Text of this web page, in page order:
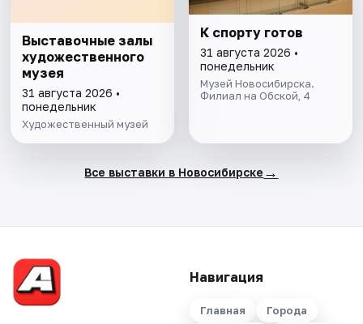
Выставочные залы
художественного
музея
31 августа 2026 •
понедельник
Художественный музей
К спорту готов
31 августа 2026 •
понедельник
Музей Новосибирска.
Филиал на Обской, 4
Все выставки в Новосибирске →
Навигация
Главная
Города